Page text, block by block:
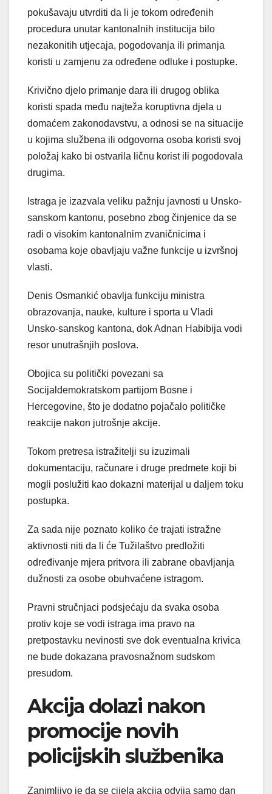
pokušavaju utvrditi da li je tokom određenih
procedura unutar kantonalnih institucija bilo
nezakonitih utjecaja, pogodovanja ili primanja
koristi u zamjenu za određene odluke i postupke.
Krivično djelo primanje dara ili drugog oblika
koristi spada među najteža koruptivna djela u
domaćem zakonodavstvu, a odnosi se na situacije
u kojima službena ili odgovorna osoba koristi svoj
položaj kako bi ostvarila ličnu korist ili pogodovala
drugima.
Istraga je izazvala veliku pažnju javnosti u Unsko-
sanskom kantonu, posebno zbog činjenice da se
radi o visokim kantonalnim zvaničnicima i
osobama koje obavljaju važne funkcije u izvršnoj
vlasti.
Denis Osmankić obavlja funkciju ministra
obrazovanja, nauke, kulture i sporta u Vladi
Unsko-sanskog kantona, dok Adnan Habibija vodi
resor unutrašnjih poslova.
Obojica su politički povezani sa
Socijaldemokratskom partijom Bosne i
Hercegovine, što je dodatno pojačalo političke
reakcije nakon jutrošnje akcije.
Tokom pretresa istražitelji su izuzimali
dokumentaciju, računare i druge predmete koji bi
mogli poslužiti kao dokazni materijal u daljem toku
postupka.
Za sada nije poznato koliko će trajati istražne
aktivnosti niti da li će Tužilaštvo predložiti
određivanje mjera pritvora ili zabrane obavljanja
dužnosti za osobe obuhvaćene istragom.
Pravni stručnjaci podsjećaju da svaka osoba
protiv koje se vodi istraga ima pravo na
pretpostavku nevinosti sve dok eventualna krivica
ne bude dokazana pravosnažnom sudskom
presudom.
Akcija dolazi nakon
promocije novih
policijskih službenika
Zanimljivo je da se cijela akcija odvija samo dan